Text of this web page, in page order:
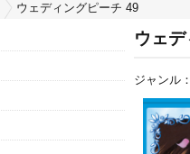
ウェディングピーチ 49
ウェ
ジャンル：